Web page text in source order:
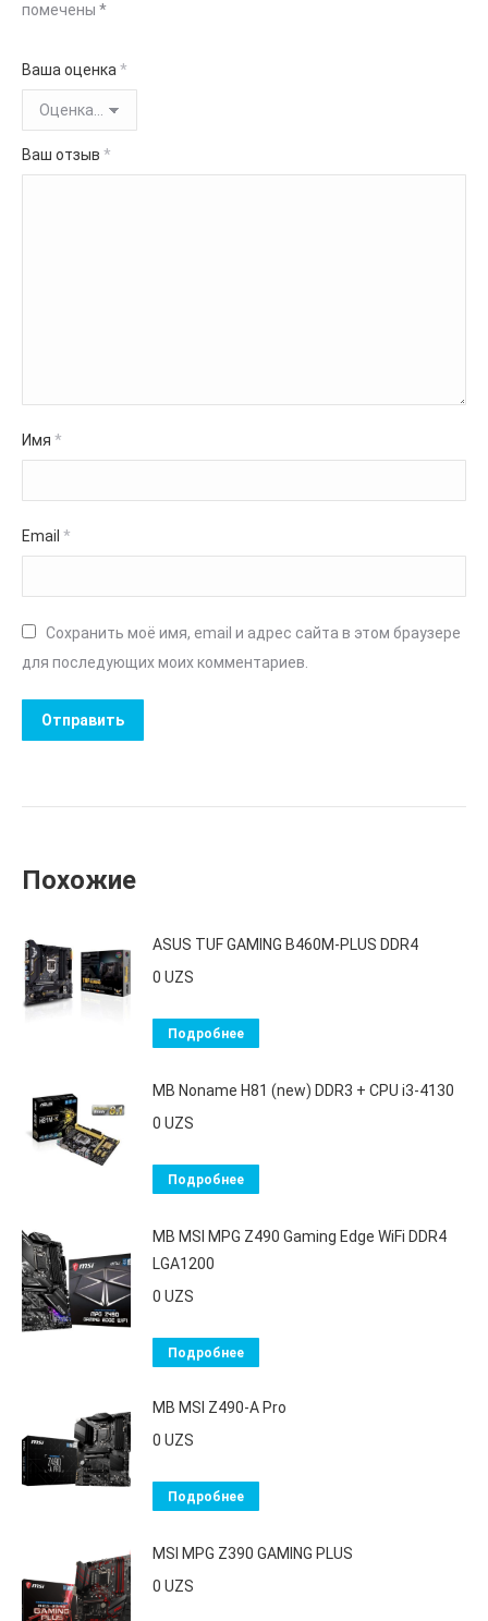
помечены *
Ваша оценка *
Ваш отзыв *
Имя *
Email *
Сохранить моё имя, email и адрес сайта в этом браузере
для последующих моих комментариев.
Похожие
ASUS TUF GAMING B460M-PLUS DDR4
0 UZS
Подробнее
MB Noname H81 (new) DDR3 + CPU i3-4130
0 UZS
Подробнее
MB MSI MPG Z490 Gaming Edge WiFi DDR4
LGA1200
0 UZS
Подробнее
MB MSI Z490-A Pro
0 UZS
Подробнее
MSI MPG Z390 GAMING PLUS
0 UZS